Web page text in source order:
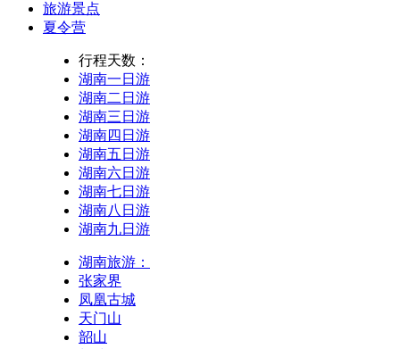
旅游景点
夏令营
行程天数：
湖南一日游
湖南二日游
湖南三日游
湖南四日游
湖南五日游
湖南六日游
湖南七日游
湖南八日游
湖南九日游
湖南旅游：
张家界
凤凰古城
天门山
韶山